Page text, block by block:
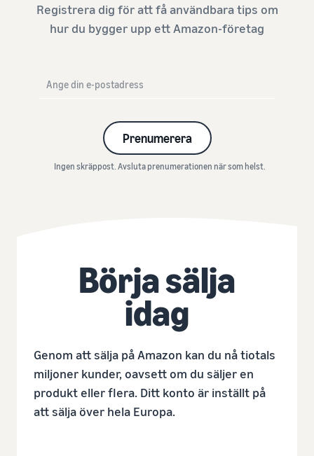
Registrera dig för att få användbara tips om
hur du bygger upp ett Amazon-företag
Prenumerera
Ingen skräppost. Avsluta prenumerationen när som helst.
Börja sälja
idag
Genom att sälja på Amazon kan du nå tiotals
miljoner kunder, oavsett om du säljer en
produkt eller flera. Ditt konto är inställt på
att sälja över hela Europa.